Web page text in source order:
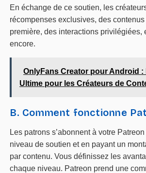
En échange de ce soutien, les
récompenses exclusives, des
première, des interactions privilégiées,
encore.
OnlyFans Creator pour Android :
Ultime pour les Créateurs de
B. Comment fonctionne
Les patrons s’abonnent à votre
niveau de soutien et en payant un
par contenu. Vous définissez les
chaque niveau. Patreon prend une